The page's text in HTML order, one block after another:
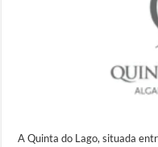
A Quinta do Lago, situada